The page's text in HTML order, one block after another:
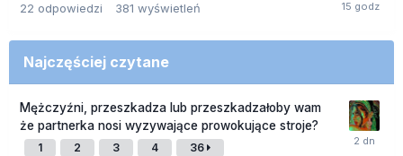
22 odpowiedzi 381 wyświetleń
Najczęściej czytane
Mężczyźni, przeszkadza lub przeszkadzałoby wam
że partnerka nosi wyzywające prowokujące stroje?
1 2 3 4 36